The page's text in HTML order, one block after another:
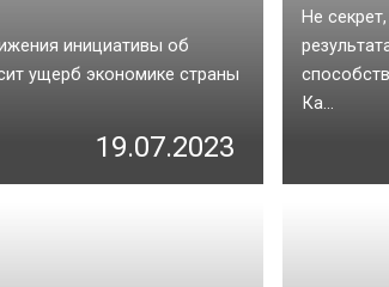
инициативы об
ущерб экономике страны
19.07.2023
Не
Ка...